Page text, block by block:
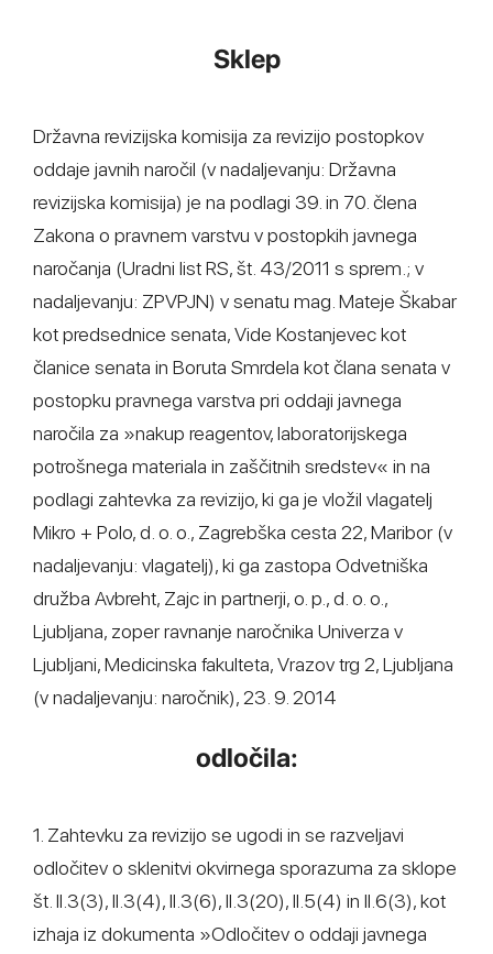
Sklep
Državna revizijska komisija za revizijo postopkov
oddaje javnih naročil (v nadaljevanju: Državna
revizijska komisija) je na podlagi 39. in 70. člena
Zakona o pravnem varstvu v postopkih javnega
naročanja (Uradni list RS, št. 43/2011 s sprem.; v
nadaljevanju: ZPVPJN) v senatu mag. Mateje Škabar
kot predsednice senata, Vide Kostanjevec kot
članice senata in Boruta Smrdela kot člana senata v
postopku pravnega varstva pri oddaji javnega
naročila za »nakup reagentov, laboratorijskega
potrošnega materiala in zaščitnih sredstev« in na
podlagi zahtevka za revizijo, ki ga je vložil vlagatelj
Mikro + Polo, d. o. o., Zagrebška cesta 22, Maribor (v
nadaljevanju: vlagatelj), ki ga zastopa Odvetniška
družba Avbreht, Zajc in partnerji, o. p., d. o. o.,
Ljubljana, zoper ravnanje naročnika Univerza v
Ljubljani, Medicinska fakulteta, Vrazov trg 2, Ljubljana
(v nadaljevanju: naročnik), 23. 9. 2014
odločila:
1. Zahtevku za revizijo se ugodi in se razveljavi
odločitev o sklenitvi okvirnega sporazuma za sklope
št. II.3(3), II.3(4), II.3(6), II.3(20), II.5(4) in II.6(3), kot
izhaja iz dokumenta »Odločitev o oddaji javnega